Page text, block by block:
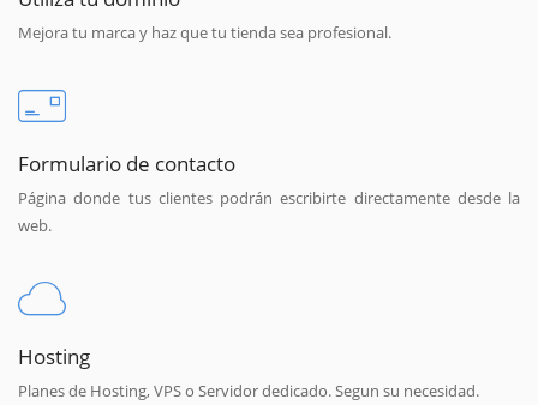
Mejora tu marca y haz que tu tienda sea profesional.
Formulario de contacto
Página donde tus clientes podrán escribirte directamente desde la
web.
Hosting
Planes de Hosting, VPS o Servidor dedicado. Segun su necesidad.